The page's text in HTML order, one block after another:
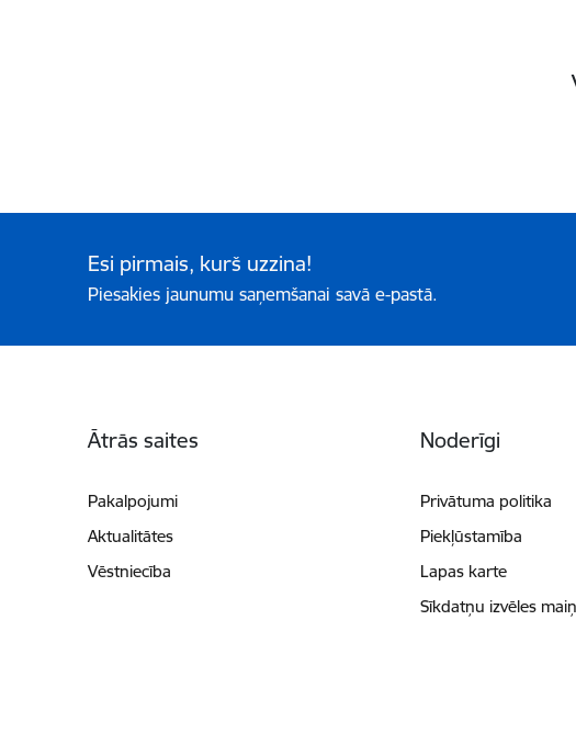
Esi pirmais, kurš uzzina!
Piesakies jaunumu saņemšanai savā e-pastā.
Ātrās saites
Pakalpojumi
Aktualitātes
Vēstniecība
Noderīgi
Privātuma politika
Piekļūstamība
Lapas karte
Sīkdatņu izvēles